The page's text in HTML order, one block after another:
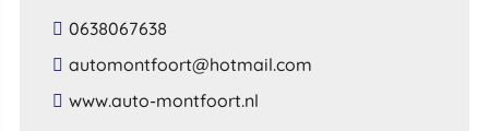
0638067638
​automontfoort​@​hotmail​.​com​
​www​.​auto​-​montfoort​.​nl​